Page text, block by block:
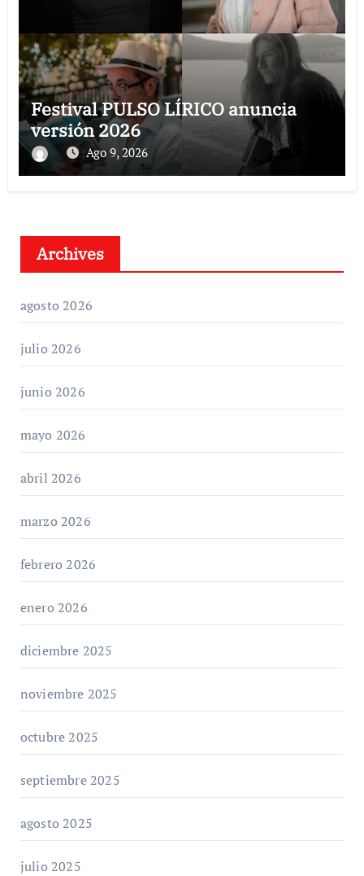
Festival PULSO LÍRICO anuncia
versión 2026
Ago 9, 2026
Archives
agosto 2026
julio 2026
junio 2026
mayo 2026
abril 2026
marzo 2026
febrero 2026
enero 2026
diciembre 2025
noviembre 2025
octubre 2025
septiembre 2025
agosto 2025
julio 2025